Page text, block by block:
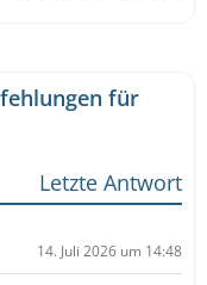
für
Letzte Antwort
14. Juli 2026 um 14:48